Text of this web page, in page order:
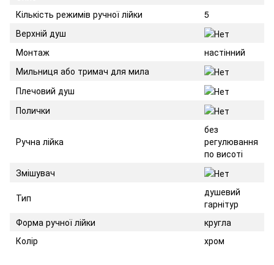
Кількість режимів ручної лійки
5
Верхній душ
Монтаж
настінний
Мильниця або тримач для мила
Плечовий душ
Полички
Ручна лійка
без
регулювання
по висоті
Змішувач
Тип
душевий
гарнітур
Форма ручної лійки
кругла
Колір
хром